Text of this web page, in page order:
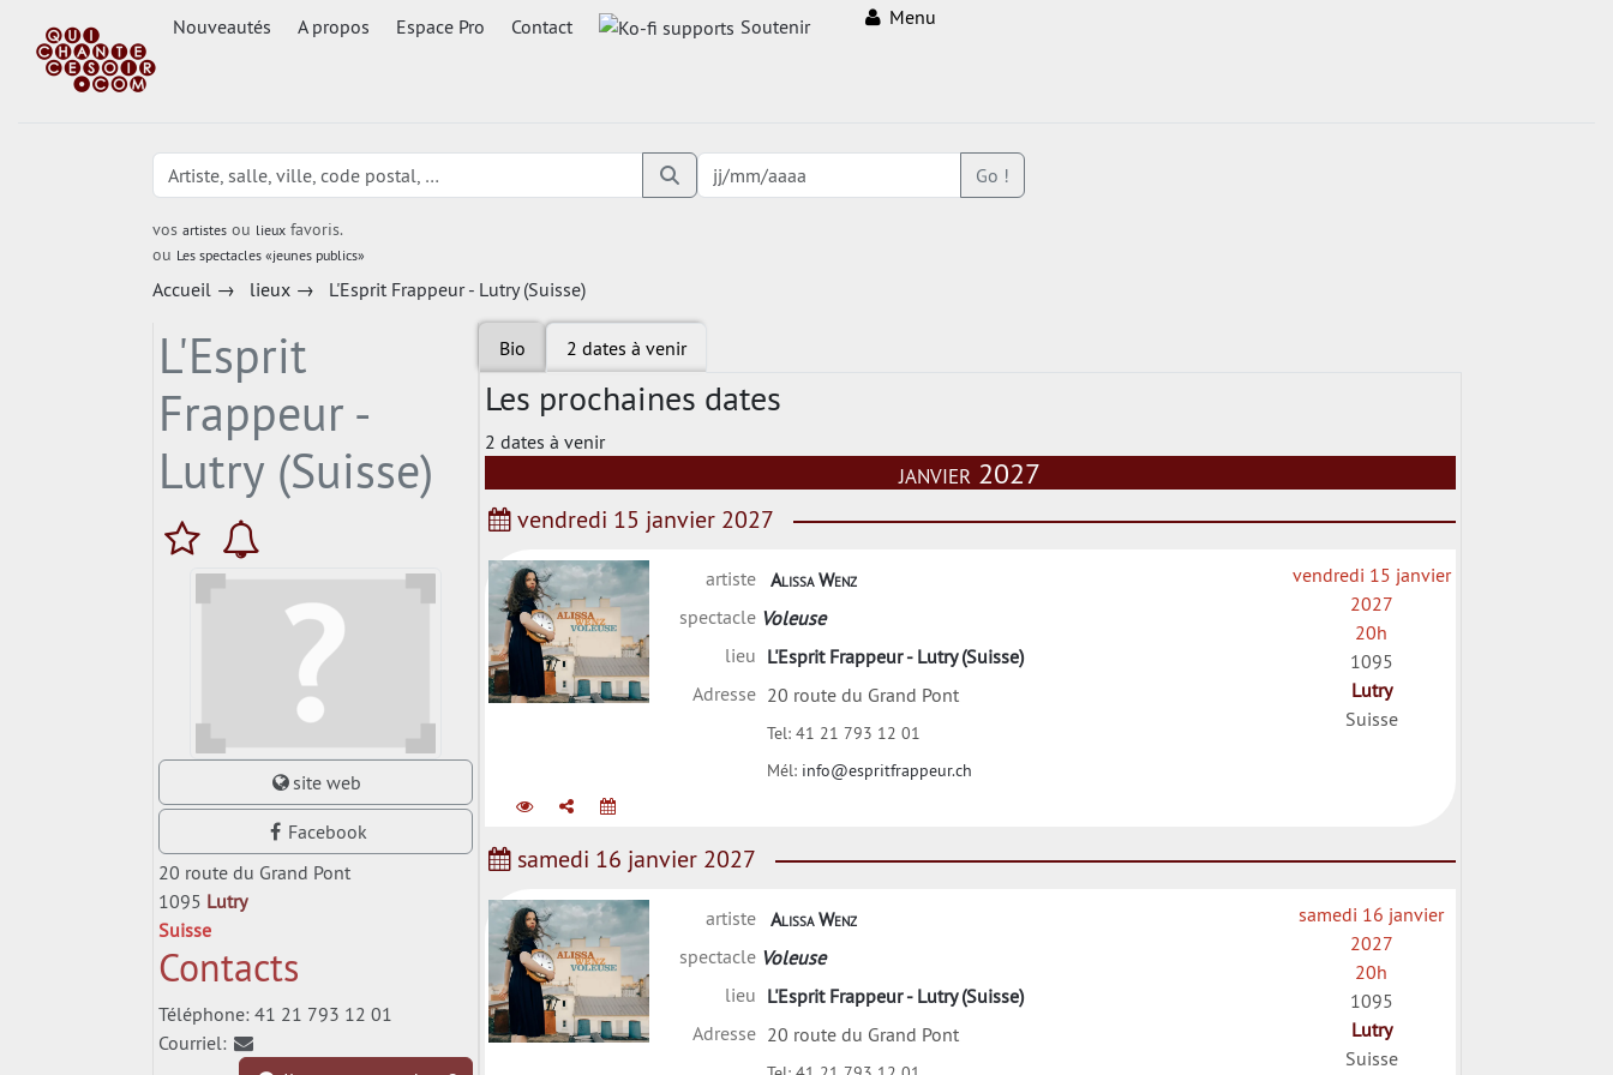
Nouveautés A propos Espace Pro Contact Soutenir Menu
vos artistesou lieuxfavoris.
ou Les spectacles «jeunes publics»
Go !
Accueil→ lieux→ L'Esprit Frappeur - Lutry (Suisse)
L'Esprit
Frappeur -
Lutry (Suisse)
site web
Facebook
20 route du Grand Pont
1095 Lutry
Suisse
Contacts
Téléphone: 41 21 793 12 01
Courriel:
Bio 2 dates à venir
Les prochaines dates
2 dates à venir
janvier 2027
vendredi 15 janvier 2027
artiste
Alissa Wenz
spectacle Voleuse
lieu L'Esprit Frappeur - Lutry (Suisse)
Adresse 20 route du Grand Pont
Tel:41 21 793 12 01
Mél: info@espritfrappeur.ch
vendredi 15 janvier
2027
20h
1095
Lutry
Suisse
samedi 16 janvier 2027
artiste
Alissa Wenz
spectacle Voleuse
lieu L'Esprit Frappeur - Lutry (Suisse)
Adresse 20 route du Grand Pont
samedi 16 janvier
2027
20h
1095
Lutry
Suisse